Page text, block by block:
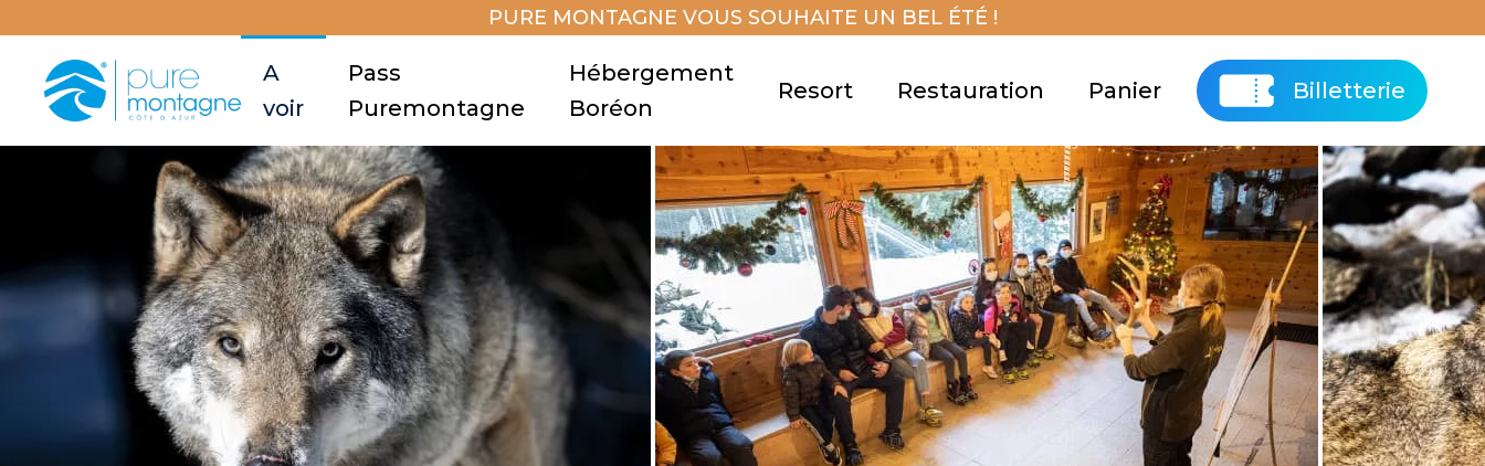
PURE MONTAGNE VOUS SOUHAITE UN BEL ÉTÉ !
A
voir
Pass
Puremontagne
Hébergement
Boréon
Resort Restauration Panier Billetterie